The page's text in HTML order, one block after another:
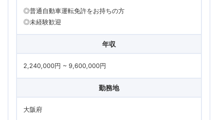
◎普通自動車運転免許をお持ちの方
◎未経験歓迎
年収
2,240,000円 ~ 9,600,000円
勤務地
大阪府